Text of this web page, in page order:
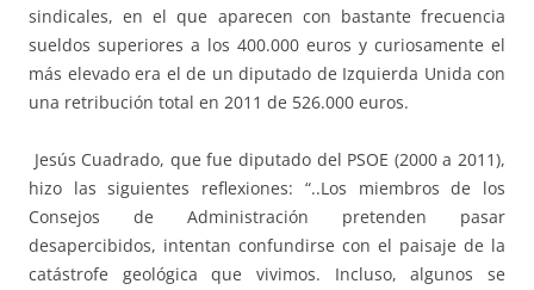
sindicales, en el que aparecen con bastante frecuencia
sueldos superiores a los 400.000 euros y curiosamente el
más elevado era el de un diputado de Izquierda Unida con
una retribución total en 2011 de 526.000 euros.
Jesús Cuadrado, que fue diputado del PSOE (2000 a 2011),
hizo las siguientes reflexiones: “..Los miembros de los
Consejos de Administración pretenden pasar
desapercibidos, intentan confundirse con el paisaje de la
catástrofe geológica que vivimos. Incluso, algunos se